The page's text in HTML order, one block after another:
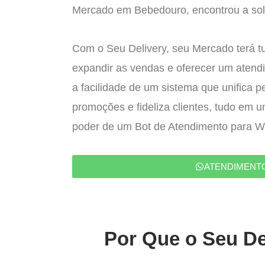
Mercado em Bebedouro, encontrou a
Com o Seu Delivery, seu Mercado terá
expandir as vendas e oferecer um
a facilidade de um sistema que unifica
promoções e fideliza clientes, tudo em
poder de um Bot de Atendimento para
Por Que o Seu